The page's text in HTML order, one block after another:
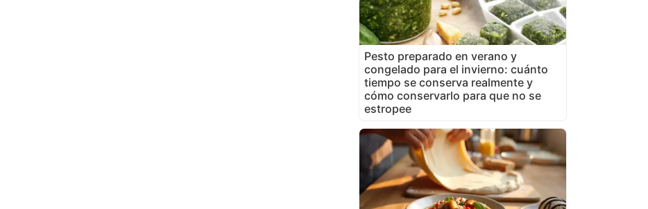
Pesto preparado en verano y
congelado para el invierno: cuánto
tiempo se conserva realmente y
cómo conservarlo para que no se
estropee